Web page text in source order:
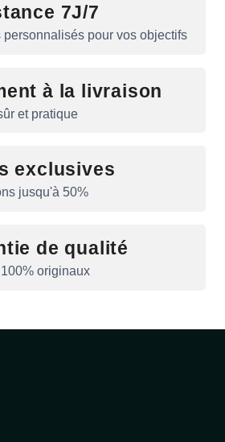
7J/7
personnalisés pour vos objectifs
à la livraison
et pratique
exclusives
jusqu'à 50%
de qualité
originaux